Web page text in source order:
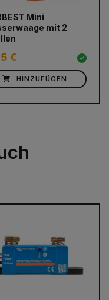
Mini
mit 2
€
HINZUFÜGEN